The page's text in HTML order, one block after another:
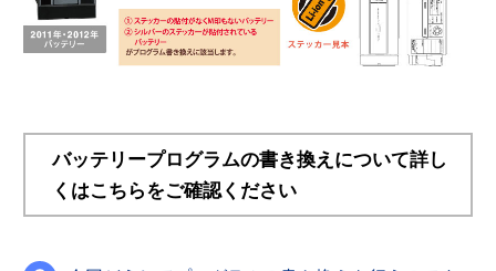
バッテリープログラムの書き換えについて詳し
くはこちらをご確認ください